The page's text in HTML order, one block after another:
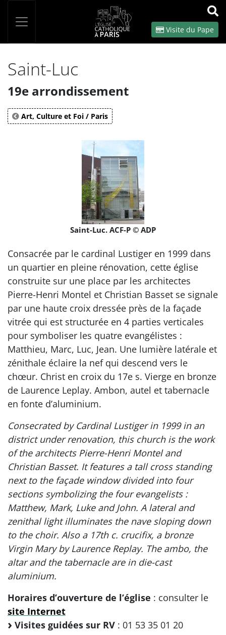
OK
Visite du Pape
Saint-Luc
19e arrondissement
Art, Culture et Foi / Paris
Saint-Luc. ACF-P © ADP
Consacrée par le cardinal Lustiger en 1999 dans
un quartier en pleine rénovation, cette église
construite sur une place par les architectes
Pierre-Henri Montel et Christian Basset se signale
par une haute croix dressée près de la façade
vitrée qui est structurée en 4 parties verticales
pour symboliser les quatre evangélistes :
Matthieu, Marc, Luc, Jean. Une lumière latérale et
zénithale éclaire la nef qui descend vers le
chœur. Christ en croix du 17e s. Vierge en bronze
de Laurence Leplay. Ambon, autel et tabernacle
en fonte d’aluminium.
Consecrated by Cardinal Lustiger in 1999 in an
district under renovation, this church is the work
of the architects Pierre-Henri Montel and
Christian Basset. It features a tall cross standing
next to the façade window divided into four
sections symbolizing the four evangelists :
Matthew, Mark, Luke and John. A lateral and
zenithal light illuminates the nave sloping down
to the choir. Also a 17th c. crucifix, a bronze
Virgin Mary by Laurence Replay. The ambo, the
altar and the tabernacle are in die-cast
aluminium.
Horaires d’ouverture de l’église : consulter le
site Internet
Visites guidées sur RV : 01 53 35 01 20
Panneau de gestion des cookies